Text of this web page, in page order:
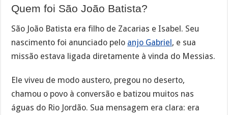
Quem foi São João Batista?
São João Batista era filho de Zacarias e Isabel. Seu
nascimento foi anunciado pelo anjo Gabriel, e sua
missão estava ligada diretamente à vinda do Messias.
Ele viveu de modo austero, pregou no deserto,
chamou o povo à conversão e batizou muitos nas
águas do Rio Jordão. Sua mensagem era clara: era